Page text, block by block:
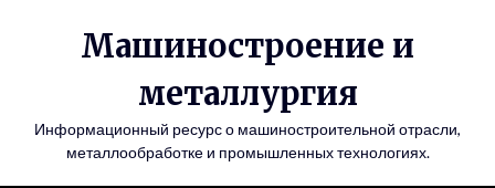
Машиностроение и
металлургия
Информационный ресурс о машиностроительной отрасли,
металлообработке и промышленных технологиях.